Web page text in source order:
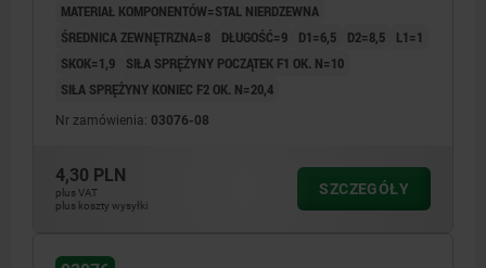
MATERIAŁ KOMPONENTÓW=STAL NIERDZEWNA
ŚREDNICA ZEWNĘTRZNA=8
DŁUGOŚĆ=9 D1=6,5 D2=8,5
L1=1
SKOK=1,9
SIŁA SPRĘŻYNY POCZĄTEK F1 OK. N=10
SIŁA SPRĘŻYNY KONIEC F2 OK. N=20,4
Nr zamówienia: 03076-08
4,30 PLN
plus VAT
plus koszty wysyłki
SZCZEGÓŁY